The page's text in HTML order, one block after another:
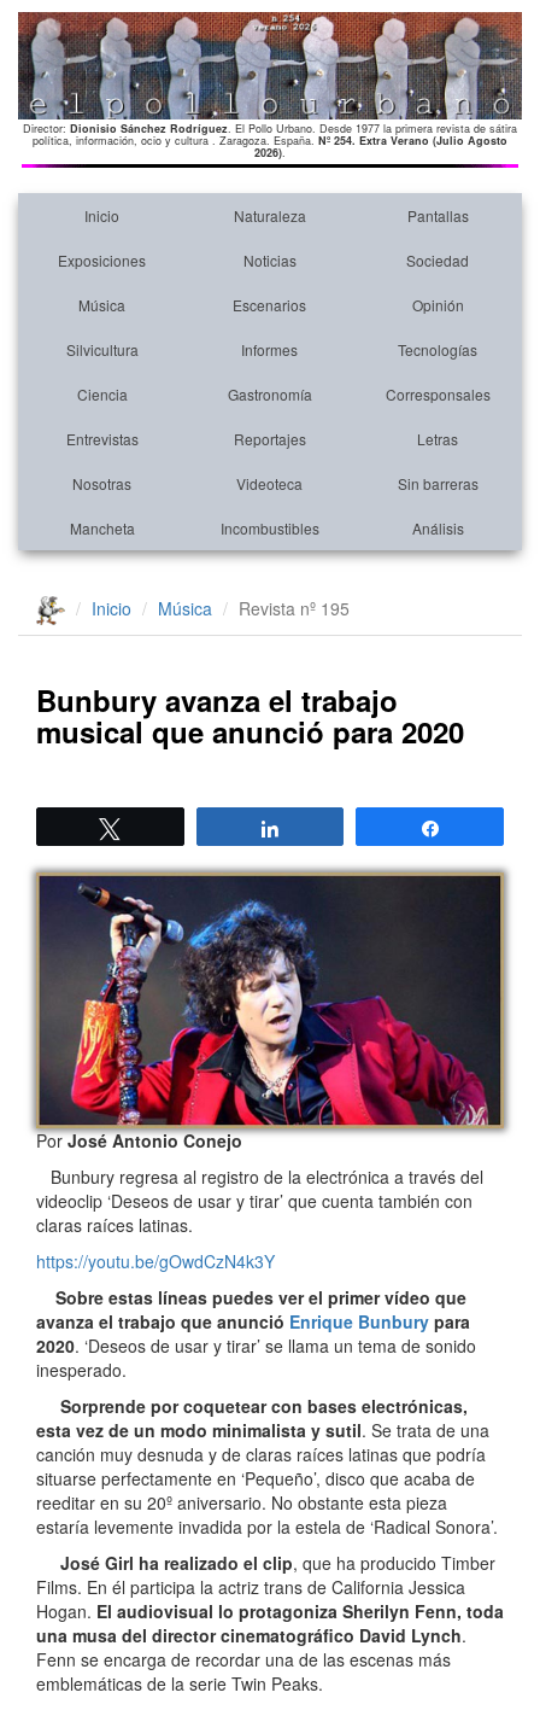
Director: Dionisio Sánchez Rodríguez. El Pollo Urbano. Desde 1977 la primera revista de sátira
política, información, ocio y cultura . Zaragoza. España. Nº 254. Extra Verano (Julio Agosto
2026).
Inicio Naturaleza Pantallas
Exposiciones Noticias Sociedad
Música Escenarios Opinión
Silvicultura Informes Tecnologías
Ciencia Gastronomía Corresponsales
Entrevistas Reportajes Letras
Nosotras Videoteca Sin barreras
Mancheta Incombustibles Análisis
Inicio Música Revista nº 195
Bunbury avanza el trabajo
musical que anunció para 2020
PorJosé Antonio Conejo
Bunbury regresa al registro de la electrónica a través del
videoclip ‘Deseos de usar y tirar’ que cuenta también con
claras raíces latinas.
https://youtu.be/gOwdCzN4k3Y
Sobre estas líneas puedes ver el primer vídeo que
avanza el trabajo que anunció Enrique Bunbury para
2020. ‘Deseos de usar y tirar’ se llama un tema de sonido
inesperado.
Sorprende por coquetear con bases electrónicas,
esta vez de un modo minimalista y sutil. Se trata de una
canción muy desnuda y de claras raíces latinas que podría
situarse perfectamente en ‘Pequeño’, disco que acaba de
reeditar en su 20º aniversario. No obstante esta pieza
estaría levemente invadida por la estela de ‘Radical Sonora’.
José Girl ha realizado el clip, que ha producido Timber
Films. En él participa la actriz trans de California Jessica
Hogan. El audiovisual lo protagoniza Sherilyn Fenn, toda
una musa del director cinematográfico David Lynch.
Fenn se encarga de recordar una de las escenas más
emblemáticas de la serie Twin Peaks.